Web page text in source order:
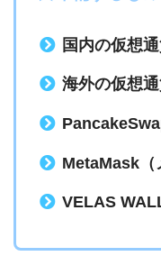
国内の仮想
海外の仮想
MetaMask（
VELAS